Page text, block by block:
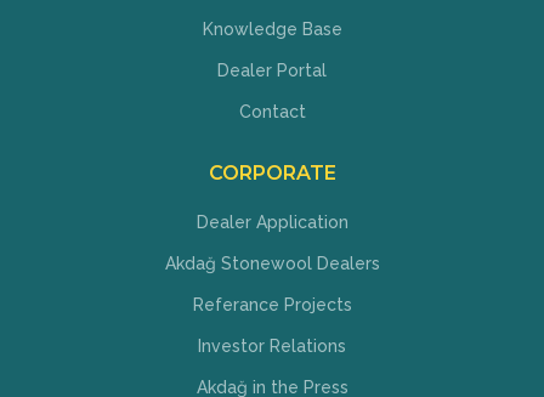
Knowledge Base
Dealer Portal
Contact
CORPORATE
Dealer Application
Akdağ Stonewool Dealers
Referance Projects
Investor Relations
Akdağ in the Press